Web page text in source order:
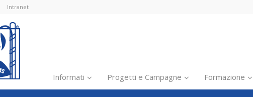
Intranet
Informati Progetti e Campagne Formazione